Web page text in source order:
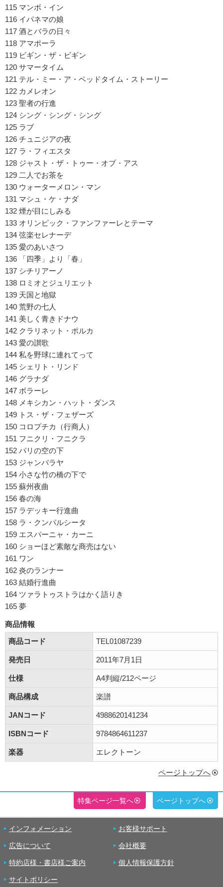
115 マンボ・イン
116 イパネマの娘
117 酒とバラの日々
118 アマポーラ
119 ビギン・ザ・ビギン
120 サマータイム
121 テル・ミー・ア・ベッドタイム・ストーリー
122 カメレオン
123 聖者の行進
124 シング・シング・シング
125 ラブ
126 チュニジアの夜
127 ラ・フィエスタ
128 ジャスト・ザ・トゥー・オブ・アス
129 二人でお茶を
130 ウォーターメロン・マン
131 マシュ・ケ・ナダ
132 煙が目にしみる
133 オリンピック・ファンファーレとテーマ
134 弦楽セレナーデ
135 愛のあいさつ
136 「四季」より「春」
137 シチリアーノ
138 ロミオとジュリエット
139 天国と地獄
140 荒野の七人
141 美しく青きドナウ
142 クラリネット・ポルカ
143 愛の讃歌
144 私を野球に連れてって
145 シェリト・リンド
146 グラナダ
147 ボラーレ
148 メキシカン・ハット・ダンス
149 トス・ザ・フェザーズ
150 コロプチカ（行商人）
151 フニクリ・フニクラ
152 パリの空の下
153 ジャンバラヤ
154 小さな竹の橋の下で
155 蘇州夜曲
156 春の海
157 ラデッキー行進曲
158 ラ・クンパルシータ
159 エスパーニャ・カーニ
160 ショーほど素敵な商売はない
161 ワン
162 炎のランナー
163 結婚行進曲
164 ツァラトゥストラはかく語りき
165 夢
商品情報
商品コード
TEL01087239
発売日 2011年7月1日
仕様 A4判縦/212ページ
商品構成 楽譜
JANコード 4988620141234
ISBNコード 9784864611237
楽器 エレクトーン
ページトップへ
特集ページ一覧へ ページトップへ
インフォメーション お客様サポート
広告について 会社概要
特約店様・書店様ご案内 個人情報保護方針
サイトポリシー